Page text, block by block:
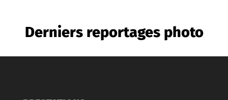
Derniers reportages photo